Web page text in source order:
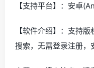
【支持平台】：安卓
【软件介绍】：支持
搜索，无需登录注册，